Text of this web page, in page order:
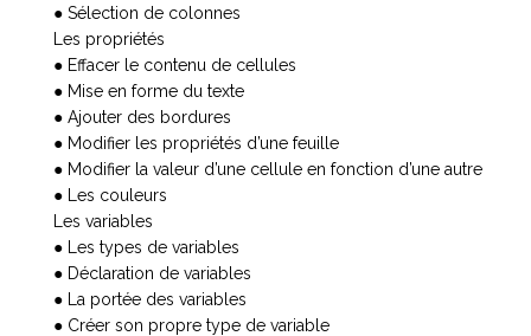
● Sélection de colonnes
Les propriétés
● Effacer le contenu de cellules
● Mise en forme du texte
● Ajouter des bordures
● Modifier les propriétés d’une feuille
● Modifier la valeur d’une cellule en fonction d’une autre
● Les couleurs
Les variables
● Les types de variables
● Déclaration de variables
● La portée des variables
● Créer son propre type de variable